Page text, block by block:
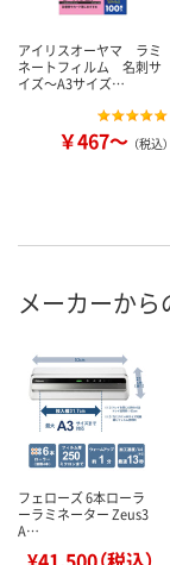
アイリスオーヤマ ラミ
ネートフィルム 名刺サ
イズ～A3サイズ…
￥467～ （税込）
メーカーか
フェローズ 6本ローラ
ーラミネーター Zeus3
A…